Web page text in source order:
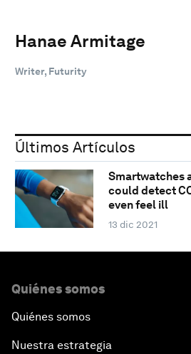
Hanae Armitage
Writer, Futurity
Últimos Artículos
Smartwatches
could detect
even feel ill
13 dic 2021
Quiénes somos
Quiénes somos
Nuestra estrategia